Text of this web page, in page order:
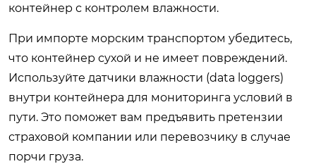
контейнер с контролем влажности.
При импорте морским транспортом убедитесь,
что контейнер сухой и не имеет повреждений.
Используйте датчики влажности (data loggers)
внутри контейнера для мониторинга условий в
пути. Это поможет вам предъявить претензии
страховой компании или перевозчику в случае
порчи груза.